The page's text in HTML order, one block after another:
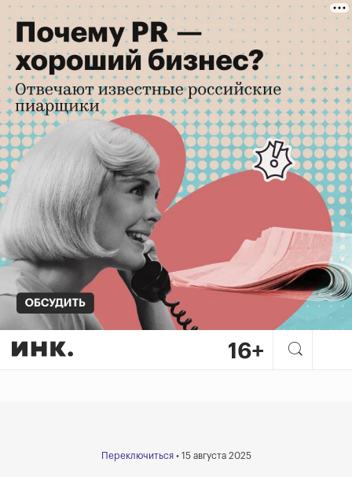
5 книг, которые советует
Переключиться• 15 августа 2025